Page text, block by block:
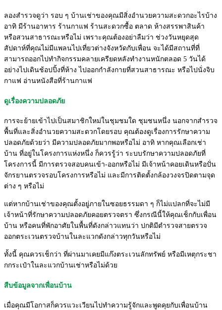
ลองสำรวจดูว่า รอบ ๆ บ้านเช่าของคุณมีสิ่งอำนวยความสะดวกอะไรบ้าง
อาทิ มีร้านอาหาร ร้านกาแฟ ร้านสะดวกซื้อ ตลาด ห้างสรรพาสินค้า
หรือสวนสาธารณะหรือไม่ เพราะคุณต้องอย่าลืมว่า ช่วงวันหยุดสุด
สัปดาห์ที่คุณไม่มีแพลนไปเที่ยวต่างจังหวัดกับเพื่อน จะได้มีสถานที่ที่
สามารถออกไปทำกิจกรรมคลายเครียดหลังทำงานหนักตลอด 5 วันได้
อย่างไปเดินช้อปปิ้งที่ห้าง ไปออกกำลังกายที่สวนสาธารณะ หรือไปนั่งจิบ
กาแฟ อ่านหนังสือที่ร้านกาแฟ
ดูเรื่องความปลอดภัย
การจะย้ายเข้าไปเป็นสมาชิกใหม่ในชุมชมใด ชุมชนหนึ่ง นอกจากสำรวจ
พื้นที่และสิ่งอำนวยความสะดวกโดยรอบ คุณต้องดูเรื่องการรักษาความ
ปลอดภัยด้วยว่า มีความปลอดภัยมากพอหรือไม่ อาทิ หากคุณเลือกเช่า
บ้าน ที่อยู่ในโครงการแห่งหนึ่ง ก็ควรรู้ว่า ระบบรักษาความปลอดภัยที่
โครงการนี้ มีการตรวจสอบคนเข้า-ออกหรือไม่ มีเจ้าหน้าคอยเดินหรือปั่น
จักรยานตรวจรอบโครงการหรือไม่ และมีการติดตั้งกล้องวงจรปิดตามจุด
ต่าง ๆ หรือไม่
แต่หากบ้านเช่าของคุณตั้งอยู่ภายในซอยธรรมดา ๆ ก็ไม่แปลกที่จะไม่มี
เจ้าหน้าที่รักษาความปลอดภัยคอยตรวจตรา ซึ่งกรณีนี้ให้คุณเช็กกับเพื่อน
บ้าน หรือคนที่พักอาศัยในพื้นที่ดังกล่าวแทนว่า ปกติมีตำรวจสายตรวจ
ออกตระเวนตรวจบ้านในละแวกดังกล่าวทุกวันหรือไม่
ทั้งนี้ คุณควรเช็กว่า ที่ผ่านมาเคยมีแก๊งตระเวนลักทรัพย์ หรือมีเหตุกระชา
กกระเป๋าในละแวกบ้านเช่าหรือไม่ด้วย
สืบข้อมูลจากเพื่อนบ้าน
เมื่อคุณมีโอกาสก็ควรแวะเวียนไปทำความรู้จักและพูดคุยกับเพื่อนบ้าน